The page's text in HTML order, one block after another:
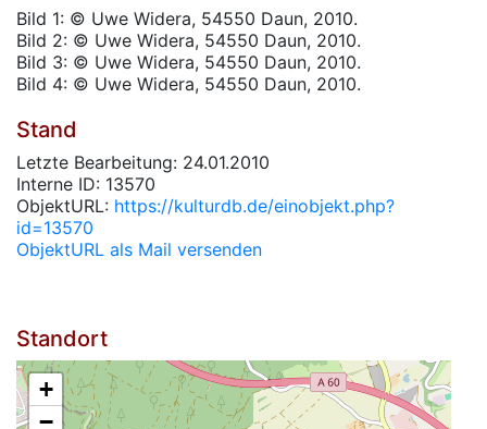
Bild 1: © Uwe Widera, 54550 Daun, 2010.
Bild 2: © Uwe Widera, 54550 Daun, 2010.
Bild 3: © Uwe Widera, 54550 Daun, 2010.
Bild 4: © Uwe Widera, 54550 Daun, 2010.
Stand
Letzte Bearbeitung: 24.01.2010
Interne ID: 13570
ObjektURL: https://kulturdb.de/einobjekt.php?
id=13570
ObjektURL als Mail versenden
Standort
+
−